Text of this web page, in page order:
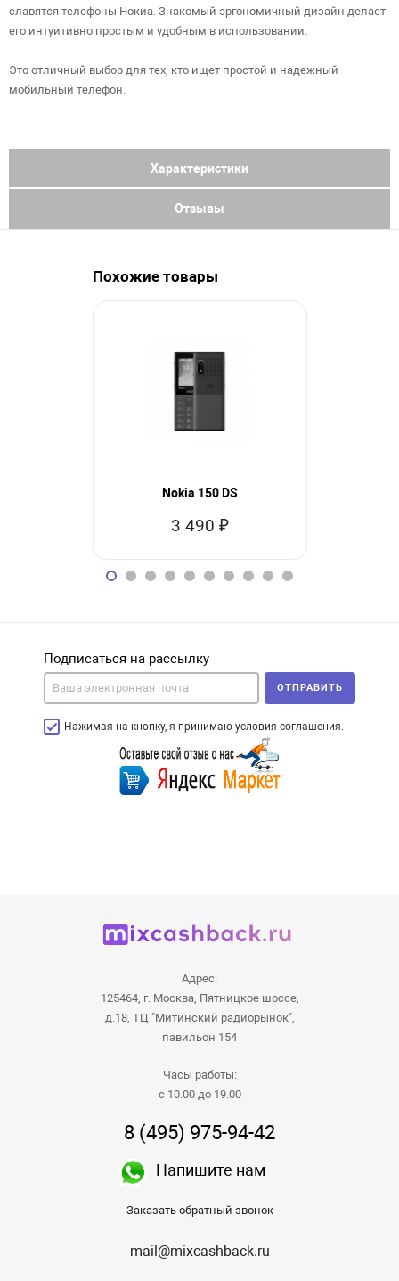
славятся телефоны Нокиа. Знакомый эргономичный дизайн делает
его интуитивно простым и удобным в использовании.
Это отличный выбор для тех, кто ищет простой и надежный
мобильный телефон.
Характеристики
Отзывы
Похожие товары
Nokia 150 DS
3 490 ₽
Подписаться на рассылку
Нажимая на кнопку, я принимаю условия соглашения.
ОТПРАВИТЬ
Адрес:
125464, г. Москва, Пятницкое шоссе,
д.18, ТЦ "Митинский радиорынок",
павильон 154
Часы работы:
с 10.00 до 19.00
8 (495) 975-94-42
Напишите нам
Заказать обратный звонок
mail@mixcashback.ru